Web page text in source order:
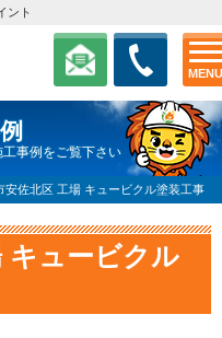
MENU
ント
事例をご覧下さい
安佐北区 工場 キュービクル塗装工事
キュービクル